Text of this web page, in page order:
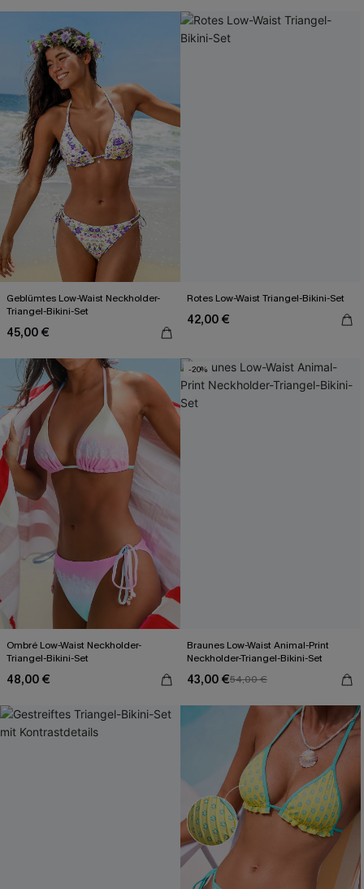
Geblümtes Low-Waist Neckholder-
Triangel-Bikini-Set
45,00 €
Rotes Low-Waist Triangel-Bikini-Set
42,00 €
Ombré Low-Waist Neckholder-
Triangel-Bikini-Set
48,00 €
-20%
Braunes Low-Waist Animal-Print
Neckholder-Triangel-Bikini-Set
43,00 €54,00 €